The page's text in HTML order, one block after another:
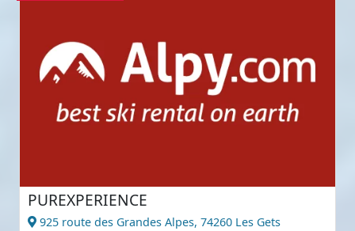
PUREXPERIENCE
925 route des Grandes Alpes, 74260 Les Gets